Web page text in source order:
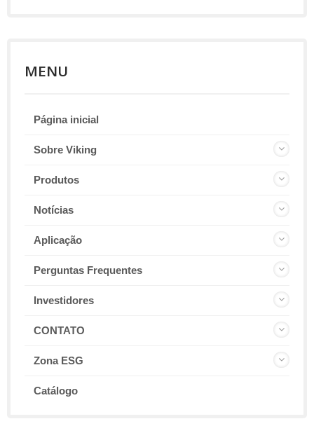
MENU
Página inicial
Sobre Viking
Produtos
Notícias
Aplicação
Perguntas Frequentes
Investidores
CONTATO
Zona ESG
Catálogo